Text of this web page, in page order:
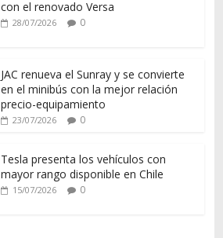
con el renovado Versa
28/07/2026 0
JAC renueva el Sunray y se convierte
en el minibús con la mejor relación
precio-equipamiento
23/07/2026 0
Tesla presenta los vehículos con
mayor rango disponible en Chile
15/07/2026 0